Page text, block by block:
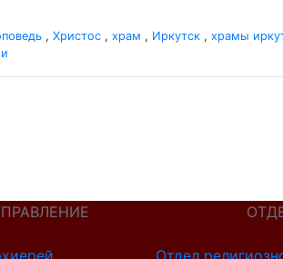
, Христос , храм , Иркутск , храмы
Отдел